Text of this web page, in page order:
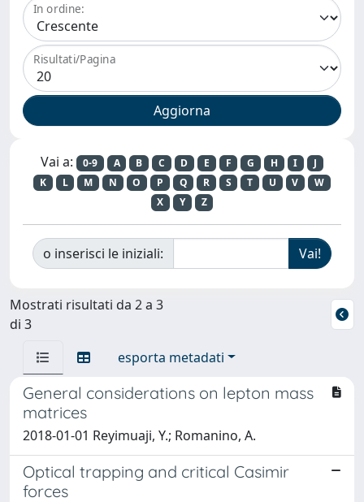
In ordine:
Risultati/Pagina
Vai a: 0-9 A B C D E F G H I
J
K
L M N O P Q R S T U V
W
X
Y Z
o inserisci le iniziali:
Mostrati risultati da 2 a 3
di 3
esporta metadati
General considerations on lepton mass
matrices
2018-01-01 Reyimuaji, Y.; Romanino, A.
Optical trapping and critical Casimir
forces